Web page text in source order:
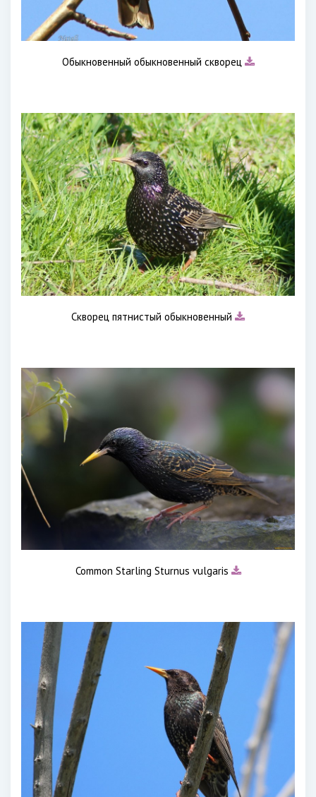
Обыкновенный обыкновенный скворец
Скворец пятнистый обыкновенный
Common Starling Sturnus vulgaris